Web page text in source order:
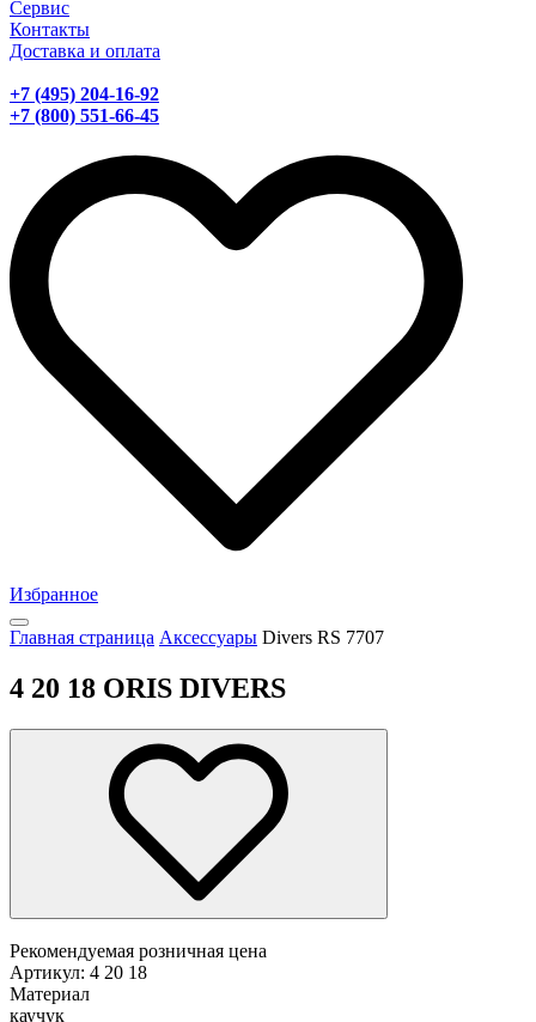
Сервис
Контакты
Доставка и оплата
+7 (495) 204-16-92
+7 (800) 551-66-45
Избранное
Главная страница Аксессуары Divers RS 7707
4 20 18 ORIS DIVERS
Рекомендуемая розничная цена
Артикул: 4 20 18
Материал
каучук